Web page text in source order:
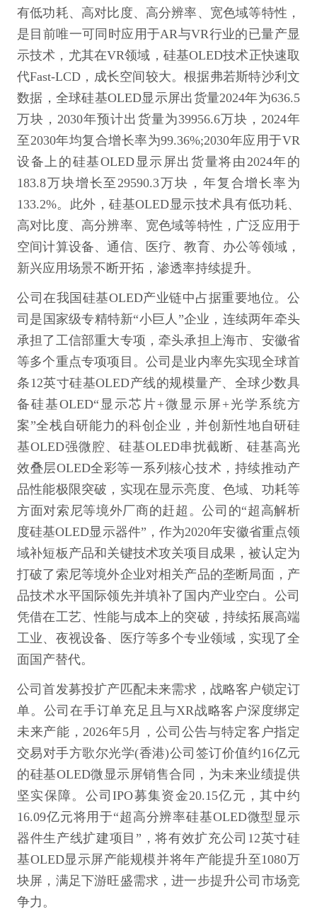
有低功耗、高对比度、高分辨率、宽色域等特性，
是目前唯一可同时应用于AR与VR行业的已量产显
示技术，尤其在VR领域，硅基OLED技术正快速取
代Fast-LCD，成长空间较大。根据弗若斯特沙利文
数据，全球硅基OLED显示屏出货量2024年为636.5
万块，2030年预计出货量为39956.6万块，2024年
至2030年均复合增长率为99.36%;2030年应用于VR
设备上的硅基OLED显示屏出货量将由2024年的
183.8万块增长至29590.3万块，年复合增长率为
133.2%。此外，硅基OLED显示技术具有低功耗、
高对比度、高分辨率、宽色域等特性，广泛应用于
空间计算设备、通信、医疗、教育、办公等领域，
新兴应用场景不断开拓，渗透率持续提升。
公司在我国硅基OLED产业链中占据重要地位。公
司是国家级专精特新“小巨人”企业，连续两年牵头
承担了工信部重大专项，牵头承担上海市、安徽省
等多个重点专项项目。公司是业内率先实现全球首
条12英寸硅基OLED产线的规模量产、全球少数具
备硅基OLED“显示芯片+微显示屏+光学系统方
案”全栈自研能力的科创企业，并创新性地自研硅
基OLED强微腔、硅基OLED串扰截断、硅基高光
效叠层OLED全彩等一系列核心技术，持续推动产
品性能极限突破，实现在显示亮度、色域、功耗等
方面对索尼等境外厂商的赶超。公司的“超高解析
度硅基OLED显示器件”，作为2020年安徽省重点领
域补短板产品和关键技术攻关项目成果，被认定为
打破了索尼等境外企业对相关产品的垄断局面，产
品技术水平国际领先并填补了国内产业空白。公司
凭借在工艺、性能与成本上的突破，持续拓展高端
工业、夜视设备、医疗等多个专业领域，实现了全
面国产替代。
公司首发募投扩产匹配未来需求，战略客户锁定订
单。公司在手订单充足且与XR战略客户深度绑定
未来产能，2026年5月，公司公告与特定客户指定
交易对手方歌尔光学(香港)公司签订价值约16亿元
的硅基OLED微显示屏销售合同，为未来业绩提供
坚实保障。公司IPO募集资金20.15亿元，其中约
16.09亿元将用于“超高分辨率硅基OLED微型显示
器件生产线扩建项目”，将有效扩充公司12英寸硅
基OLED显示屏产能规模并将年产能提升至1080万
块屏，满足下游旺盛需求，进一步提升公司市场竞
争力。